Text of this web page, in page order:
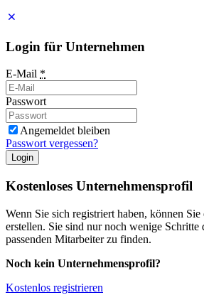
Login für Unternehmen
E-Mail *
Passwort
Angemeldet bleiben
Passwort vergessen?
Login
Kostenloses Unternehmensprofil
Wenn Sie sich registriert haben, können
erstellen. Sie sind nur noch wenige Schritte
passenden Mitarbeiter zu finden.
Noch kein Unternehmensprofil?
Kostenlos registrieren